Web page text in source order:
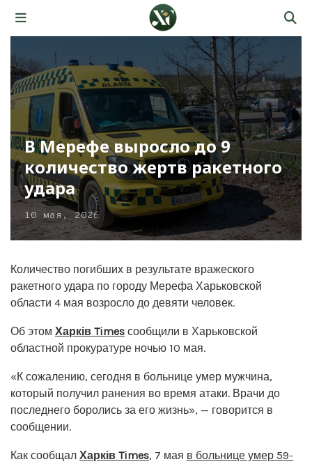
В Мерефе выросло до 9
количество жертв ракетного
удара
10 мая, 2026
Количество погибших в результате вражеского
ракетного удара по городу Мерефа Харьковской
области 4 мая возросло до девяти человек.
Об этом Харків Times сообщили в Харьковской
областной прокуратуре ночью 10 мая.
«К сожалению, сегодня в больнице умер мужчина,
который получил ранения во время атаки. Врачи до
последнего боролись за его жизнь», — говорится в
сообщении.
Как сообщал Харків Times, 7 мая в больнице умер 59-